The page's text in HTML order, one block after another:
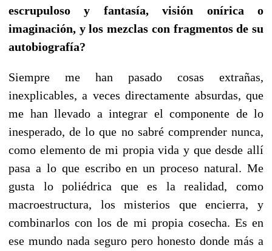
escrupuloso y fantasía, visión onírica o
imaginación, y los mezclas con fragmentos de su
autobiografía?
Siempre me han pasado cosas extrañas,
inexplicables, a veces directamente absurdas, que
me han llevado a integrar el componente de lo
inesperado, de lo que no sabré comprender nunca,
como elemento de mi propia vida y que desde allí
pasa a lo que escribo en un proceso natural. Me
gusta lo poliédrica que es la realidad, como
macroestructura, los misterios que encierra, y
combinarlos con los de mi propia cosecha. Es en
ese mundo nada seguro pero honesto donde más a